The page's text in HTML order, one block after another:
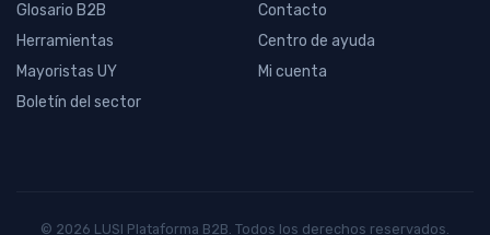
Glosario B2B
Herramientas
Mayoristas UY
Boletín del sector
Contacto
Centro de ayuda
Mi cuenta
© 2026 LUSI Plataforma B2B. Todos los derechos reservados.